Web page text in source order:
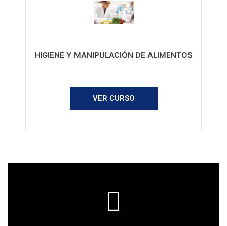
HIGIENE Y MANIPULACIÓN DE ALIMENTOS
VER CURSO